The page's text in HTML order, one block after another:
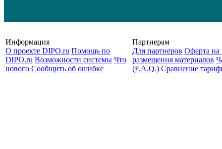
Информация
О проекте DIPO.ru Помощь по
DIPO.ru Возможности системы Что
нового Сообщить об ошибке
Партнерам
Для партнеров Оферта на
размещения материалов
(F.A.Q.) Cравнение